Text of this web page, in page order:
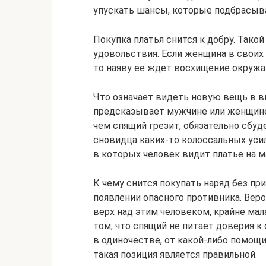
упускать шансы, которые
Покупка платья снится к добру.
удовольствия. Если женщина в
то наяву ее ждет восхищение
Что означает видеть новую вещь в
предсказывает мужчине или
чем спящий грезит, обязательно
сновидца каких-то колоссальных
в которых человек видит платье на
К чему снится покупать наряд без
появлении опасного противника.
верх над этим человеком, крайне
том, что спящий не питает доверия
в одиночестве, от какой-либо
такая позиция является правильной.